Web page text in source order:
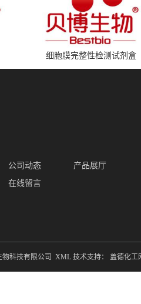
细胞膜完整性检测试剂盒
公司动态
产品展厅
在线留言
科技有限公司 XML 技术支持： 盖德化工